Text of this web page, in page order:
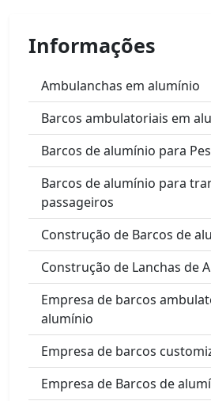
Informações
Ambulanchas em alumínio
Barcos ambulatoriais em
Barcos de alumínio para
Barcos de alumínio para
passageiros
Construção de Barcos de
Construção de Lanchas de
Empresa de barcos
alumínio
Empresa de barcos
Empresa de Barcos de